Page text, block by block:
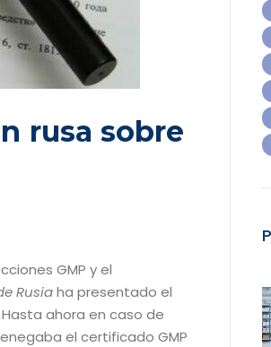
rusa sobre
GMP y el
Rusiaha presentado el
ahora en caso de
el certificado GMP